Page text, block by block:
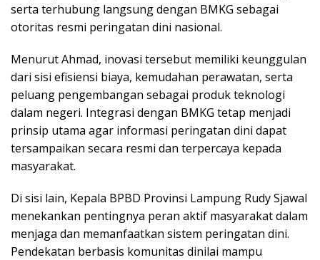
serta terhubung langsung dengan BMKG sebagai
otoritas resmi peringatan dini nasional.
Menurut Ahmad, inovasi tersebut memiliki keunggulan
dari sisi efisiensi biaya, kemudahan perawatan, serta
peluang pengembangan sebagai produk teknologi
dalam negeri. Integrasi dengan BMKG tetap menjadi
prinsip utama agar informasi peringatan dini dapat
tersampaikan secara resmi dan terpercaya kepada
masyarakat.
Di sisi lain, Kepala BPBD Provinsi Lampung Rudy Sjawal
menekankan pentingnya peran aktif masyarakat dalam
menjaga dan memanfaatkan sistem peringatan dini.
Pendekatan berbasis komunitas dinilai mampu